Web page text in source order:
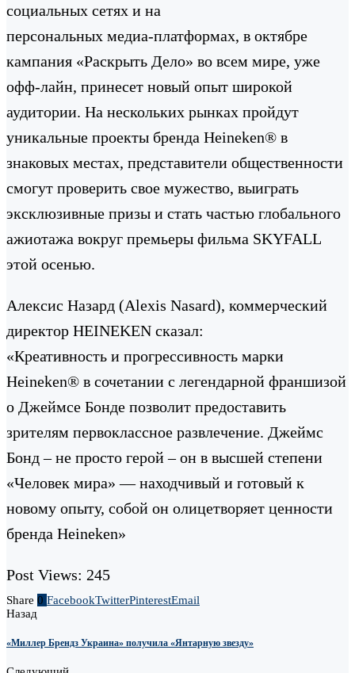
социальных сетях и на
персональных медиа-платформах, в октябре
кампания «Раскрыть Дело» во всем мире, уже
офф-лайн, принесет новый опыт широкой
аудитории. На нескольких рынках пройдут
уникальные проекты бренда Heineken® в
знаковых местах, представители общественности
смогут проверить свое мужество, выиграть
эксклюзивные призы и стать частью глобального
ажиотажа вокруг премьеры фильма SKYFALL
этой осенью.
Алексис Назард (Alexis Nasard), коммерческий
директор HEINEKEN сказал:
«Креативность и прогрессивность марки
Heineken® в сочетании с легендарной франшизой
о Джеймсе Бонде позволит предоставить
зрителям первоклассное развлечение. Джеймс
Бонд – не просто герой – он в высшей степени
«Человек мира» — находчивый и готовый к
новому опыту, собой он олицетворяет ценности
бренда Heineken»
Post Views: 245
Share 0 FacebookTwitterPinterestEmail
Назад
«Миллер Брендз Украина» получила «Янтарную звезду»